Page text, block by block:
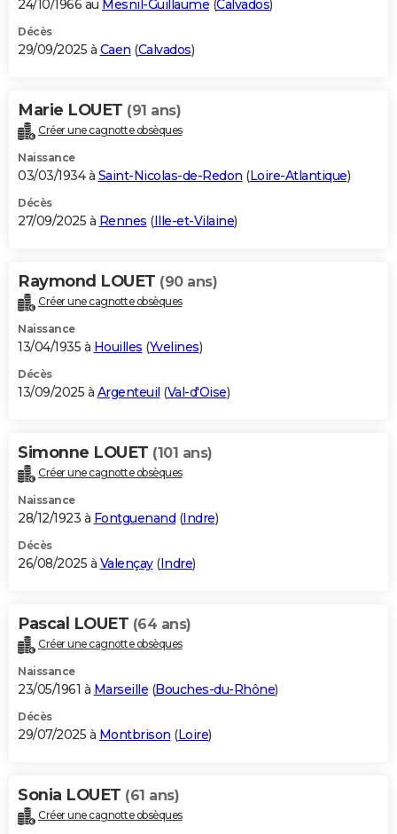
24/10/1966 au Mesnil-Guillaume (Calvados)
Décès
29/09/2025 à Caen (Calvados)
Marie LOUET (91 ans)
Créer une cagnotte obsèques
Naissance
03/03/1934 à Saint-Nicolas-de-Redon (Loire-Atlantique)
Décès
27/09/2025 à Rennes (Ille-et-Vilaine)
Raymond LOUET (90 ans)
Créer une cagnotte obsèques
Naissance
13/04/1935 à Houilles (Yvelines)
Décès
13/09/2025 à Argenteuil (Val-d'Oise)
Simonne LOUET (101 ans)
Créer une cagnotte obsèques
Naissance
28/12/1923 à Fontguenand (Indre)
Décès
26/08/2025 à Valençay(Indre)
Pascal LOUET (64 ans)
Créer une cagnotte obsèques
Naissance
23/05/1961 à Marseille (Bouches-du-Rhône)
Décès
29/07/2025 à Montbrison (Loire)
Sonia LOUET (61 ans)
Créer une cagnotte obsèques